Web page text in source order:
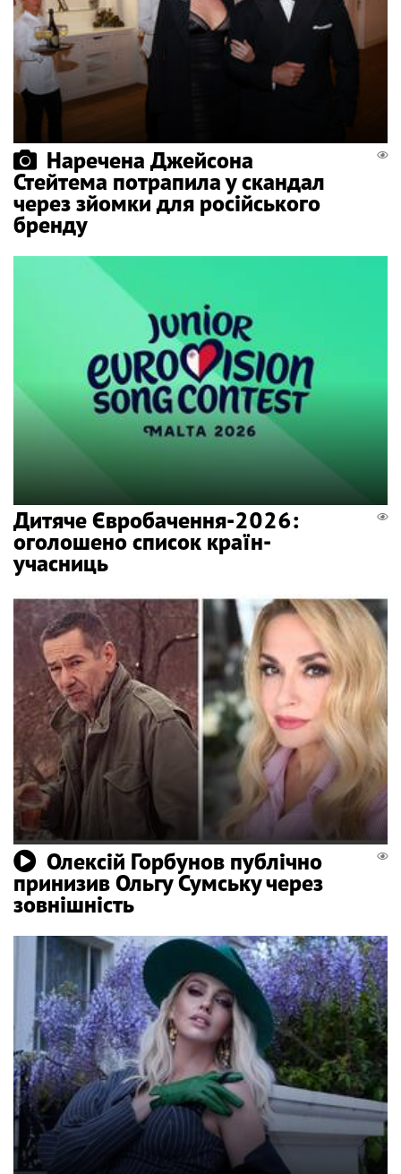
Наречена Джейсона
Стейтема потрапила у скандал
через зйомки для російського
бренду
Дитяче Євробачення-2026:
оголошено список країн-
учасниць
Олексій Горбунов публічно
принизив Ольгу Сумську через
зовнішність